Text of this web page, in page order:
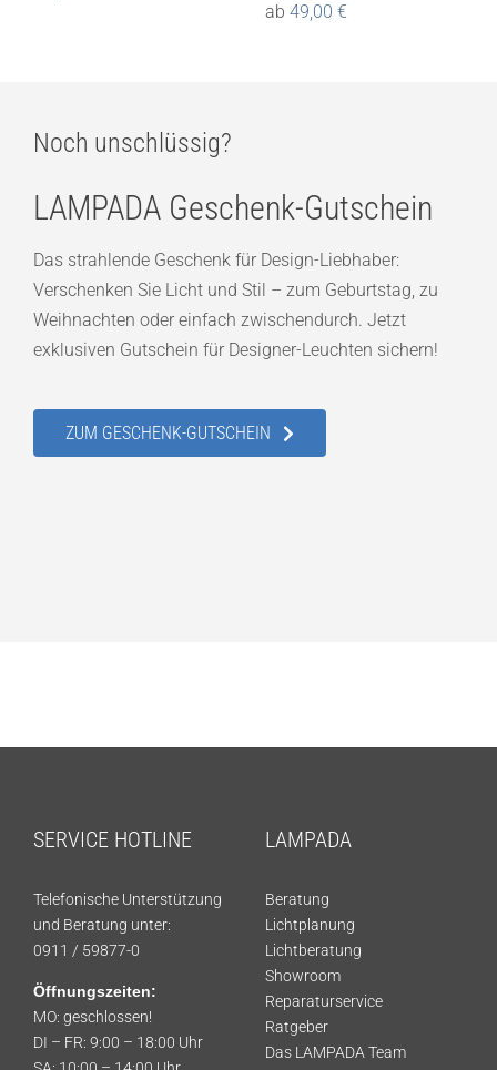
ab 49,00 €
Noch unschlüssig?
LAMPADA Geschenk-Gutschein
Das strahlende Geschenk für Design-Liebhaber:
Verschenken Sie Licht und Stil – zum Geburtstag, zu
Weihnachten oder einfach zwischendurch. Jetzt
exklusiven Gutschein für Designer-Leuchten sichern!
ZUM GESCHENK-GUTSCHEIN
SERVICE HOTLINE
Telefonische Unterstützung
und Beratung unter:
0911 / 59877-0
Öffnungszeiten:
MO: geschlossen!
DI – FR: 9:00 – 18:00 Uhr
LAMPADA
Beratung
Lichtplanung
Lichtberatung
Showroom
Reparaturservice
Ratgeber
Das LAMPADA Team